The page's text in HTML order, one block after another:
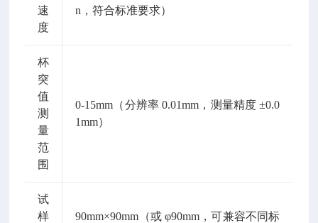
速
度
n，符合标准要求）
杯
突
值
测
量
范
围
0-15mm（分辨率 0.01mm，测量精度 ±0.0
1mm）
试
样
90mm×90mm（或 φ90mm，可兼容不同标